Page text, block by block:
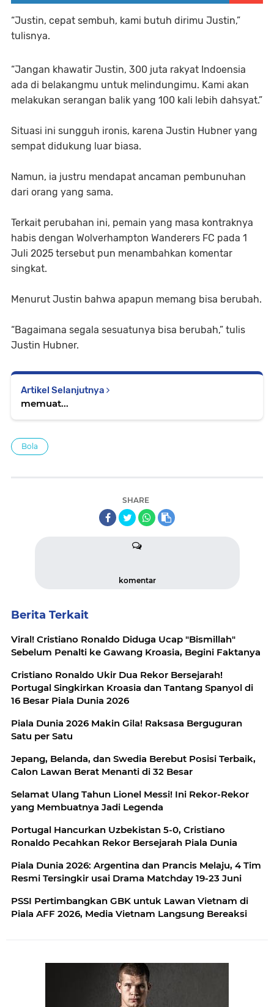
“Justin, cepat sembuh, kami butuh dirimu Justin,”
tulisnya.
“Jangan khawatir Justin, 300 juta rakyat Indoensia
ada di belakangmu untuk melindungimu. Kami akan
melakukan serangan balik yang 100 kali lebih dahsyat.”
Situasi ini sungguh ironis, karena Justin Hubner yang
sempat didukung luar biasa.
Namun, ia justru mendapat ancaman pembunuhan
dari orang yang sama.
Terkait perubahan ini, pemain yang masa kontraknya
habis dengan Wolverhampton Wanderers FC pada 1
Juli 2025 tersebut pun menambahkan komentar
singkat.
Menurut Justin bahwa apapun memang bisa berubah.
“Bagaimana segala sesuatunya bisa berubah,” tulis
Justin Hubner.
Artikel Selanjutnya
memuat...
Bola
SHARE
komentar
Berita Terkait
Viral! Cristiano Ronaldo Diduga Ucap "Bismillah"
Sebelum Penalti ke Gawang Kroasia, Begini Faktanya
Cristiano Ronaldo Ukir Dua Rekor Bersejarah!
Portugal Singkirkan Kroasia dan Tantang Spanyol di
16 Besar Piala Dunia 2026
Piala Dunia 2026 Makin Gila! Raksasa Berguguran
Satu per Satu
Jepang, Belanda, dan Swedia Berebut Posisi Terbaik,
Calon Lawan Berat Menanti di 32 Besar
Selamat Ulang Tahun Lionel Messi! Ini Rekor-Rekor
yang Membuatnya Jadi Legenda
Portugal Hancurkan Uzbekistan 5-0, Cristiano
Ronaldo Pecahkan Rekor Bersejarah Piala Dunia
Piala Dunia 2026: Argentina dan Prancis Melaju, 4 Tim
Resmi Tersingkir usai Drama Matchday 19-23 Juni
PSSI Pertimbangkan GBK untuk Lawan Vietnam di
Piala AFF 2026, Media Vietnam Langsung Bereaksi